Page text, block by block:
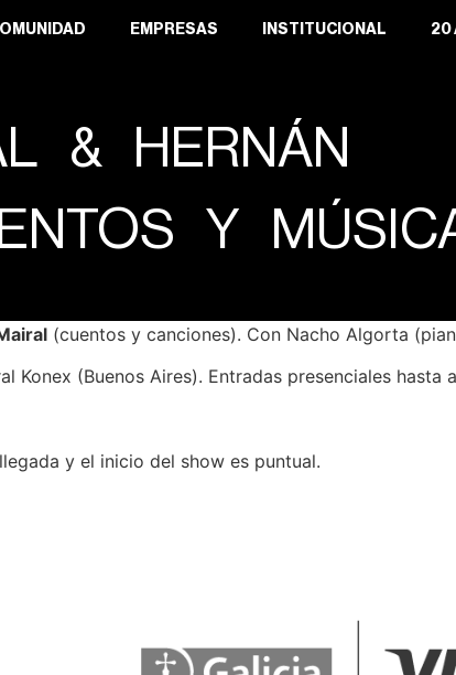
EMPRESAS INSTITUCIONAL 20
& HERNÁN
Y
(cuentos y canciones). Con Nacho Algorta
Konex (Buenos Aires). Entradas presenciales hasta
y el inicio del show es puntual.